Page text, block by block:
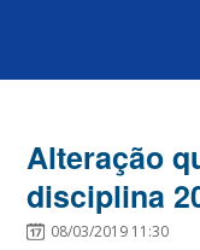
Alteração
disciplina
08/03/2019 11:30